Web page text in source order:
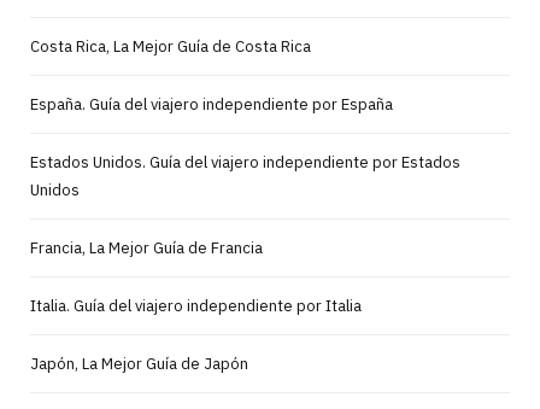
Costa Rica, La Mejor Guía de Costa Rica
España. Guía del viajero independiente por España
Estados Unidos. Guía del viajero independiente por Estados
Unidos
Francia, La Mejor Guía de Francia
Italia. Guía del viajero independiente por Italia
Japón, La Mejor Guía de Japón